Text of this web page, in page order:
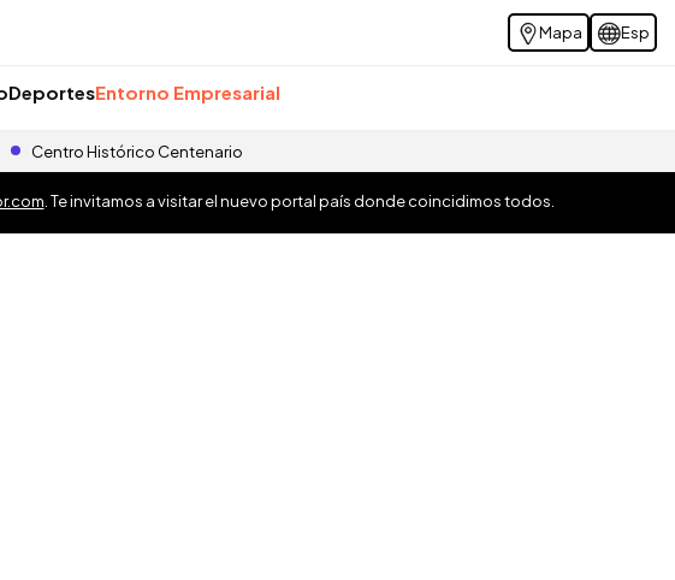
Mapa Esp
DeportesEntorno Empresarial
Centro Histórico Centenario
. Te invitamos a visitar el nuevo portal país donde coincidimos todos.